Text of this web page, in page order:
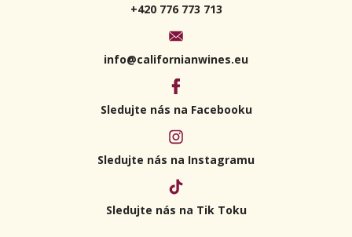
+420 776 773 713
info@californianwines.eu
Sledujte nás na Facebooku
Sledujte nás na Instagramu
Sledujte nás na Tik Toku